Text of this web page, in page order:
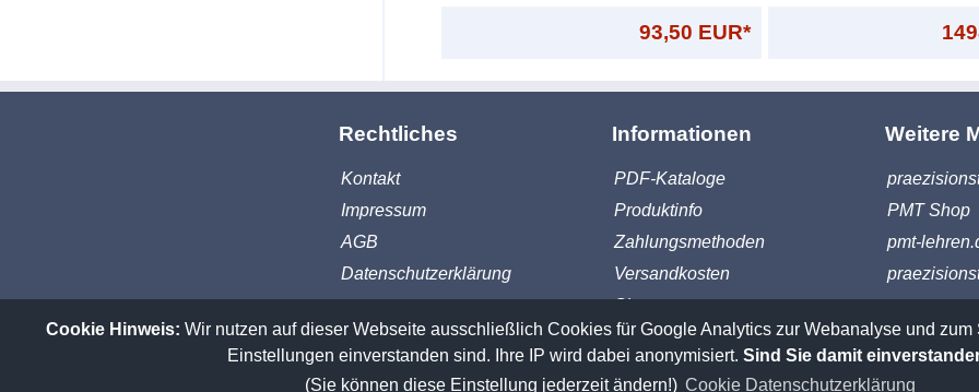
Cookie Hinweis: Wir nutzen auf dieser Webseite ausschließlich Cookies für Google Analytics zur Webanalyse und
Einstellungen einverstanden sind. Ihre IP wird dabei anonymisiert. Sind Sie damit
(Sie können diese Einstellung jederzeit ändern!) Cookie Datenschutzerklärung
93,50 EUR*
Rechtliches
Kontakt
Impressum
AGB
Datenschutzerklärung
Informationen
PDF-Kataloge
Produktinfo
Zahlungsmethoden
Versandkosten
Sitemap
Weitere
PMT Shop
pmt-
*Alle Preise verstehen sich zzgl. Mehrwertsteuer
**Lieferzeiten vorbehaltlich Zwischenverkauf